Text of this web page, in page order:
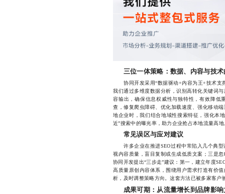
三位一体策略：数据、内容与技
协同开发采用“数据驱动+内容为王+技术支
我们通过多维度数据分析，识别高转化关键词
容输出，确保信息权威性与独特性，有效降低
查，修复爬虫障碍、优化加载速度、强化移动
地企业时，我们结合地域性搜索特征，强化本
近”搜索中的曝光率，助力企业抢占本地流量高地
常见误区与应对建议
许多企业在推进SEO过程中常陷入几个典型
视内容质量，盲目复制或生成低质文案；三是
协同开发提出“三步走”建议：第一，建立年度
高质量原创内容体系，围绕用户需求打造有价
析，及时调整策略方向。这套方法已被多家客
成果可期：从流量增长到品牌影